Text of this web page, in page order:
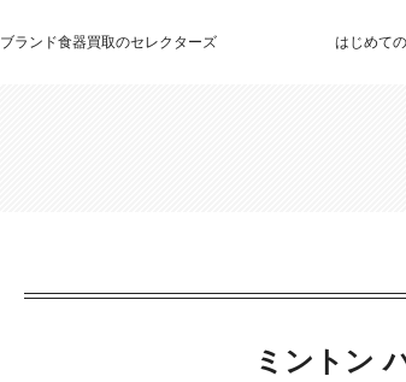
ブランド食器買取のセレクターズ はじめて
ミントン